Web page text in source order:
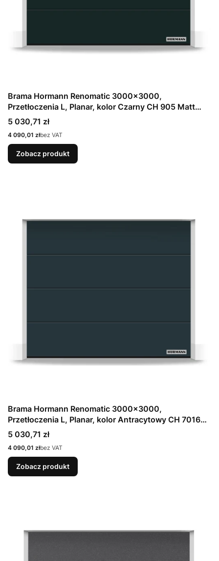
Brama Hormann Renomatic 3000x3000,
Przetłoczenia L, Planar, kolor Czarny CH 905 Matt
deluxe + Prowadzenie N
Cena
5 030,71 zł
Cena
4 090,01 złbez VAT
Zobacz produkt
Brama Hormann Renomatic 3000x3000,
Przetłoczenia L, Planar, kolor Antracytowy CH 7016
Matt deluxe + Prowadzenie N
Cena
5 030,71 zł
Cena
4 090,01 złbez VAT
Zobacz produkt